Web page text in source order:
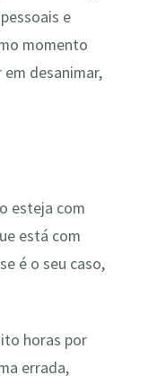
e
momento
desanimar,
esteja com
está com
é o seu caso,
horas por
errada,